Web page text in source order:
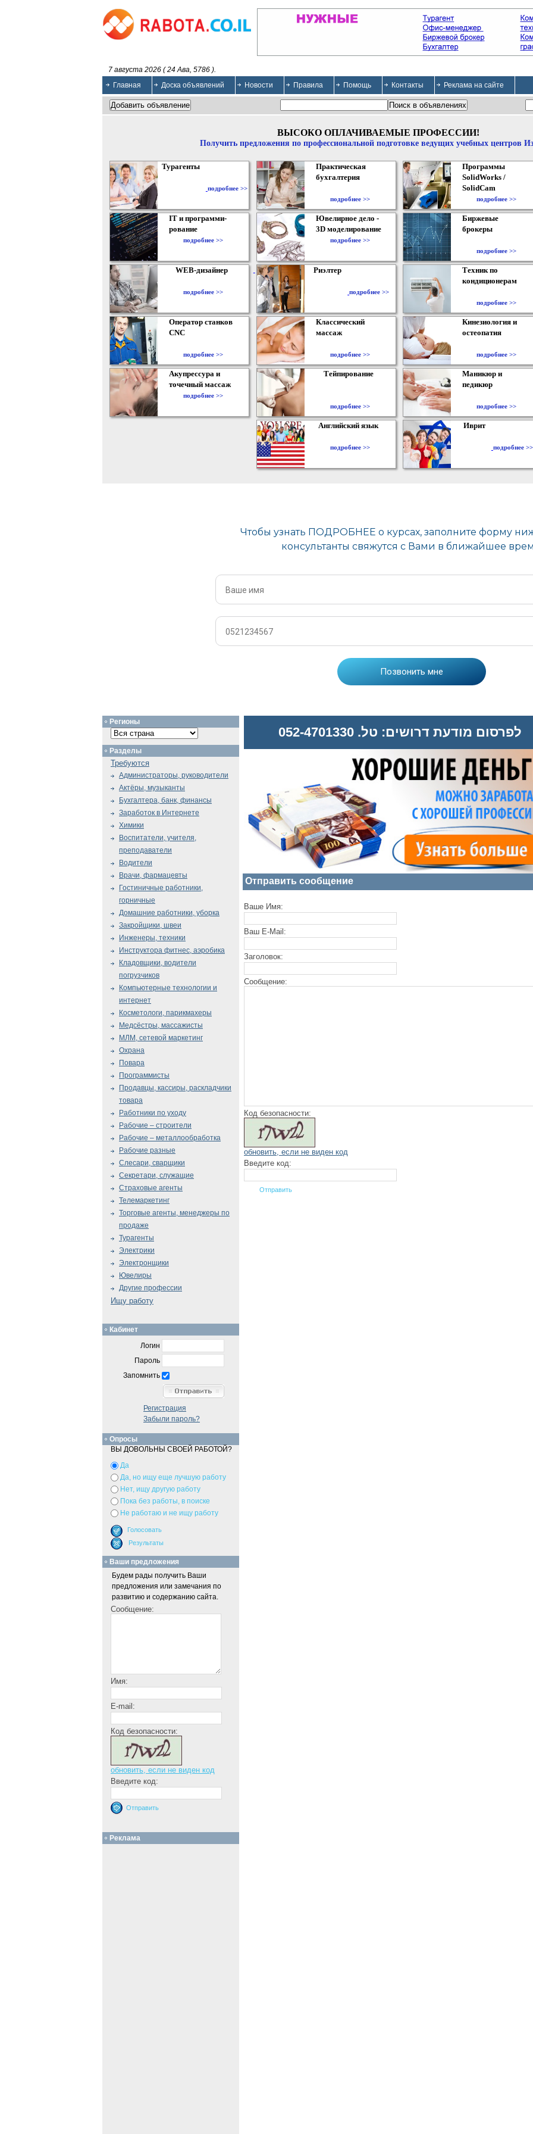
7 августа 2026 ( 24 Ава, 5786 ).
Главная
Доска объявлений Новости Правила Помощь Контакты Реклама на сайте
ВЫСОКО ОПЛАЧИВАЕМЫЕ ПРОФЕССИИ!
Получить предложения по профессиональной подготовке ведущих учебных центров
Турагенты
подробнее >>
Практическая
бухгалтерия
подробнее >>
Программы
SolidWorks /
SolidCam
подробнее >>
IT и программи-
рование
подробнее >>
Ювелирное дело -
3D моделирование
подробнее >>
Биржевые
брокеры
подробнее >>
WEB-дизайнер
подробнее >>
Риэлтер
подробнее >>
Техник по
кондиционерам
подробнее >>
Оператор станков
CNC
подробнее >>
Классический
массаж
подробнее >>
Кинезиология и
остеопатия
подробнее >>
Акупрессура и
точечный массаж
подробнее >>
Тейпирование
подробнее >>
Маникюр и
педикюр
подробнее >>
Английский язык
подробнее >>
Иврит
подробнее >>
לפרסום מודעת דרושים: טל. 052-4701330
Отправить сообщение
Ваше Имя:
Ваш E-Mail:
Заголовок:
Сообщение:
Код безопасности:
обновить, если не виден код
Введите код:
Регионы
Разделы
Требуются
Администраторы, руководители
Актёры, музыканты
Бухгалтера, банк, финансы
Заработок в Интернете
Химики
Воспитатели, учителя,
преподаватели
Водители
Врачи, фармацевты
Гостиничные работники,
горничные
Домашние работники, уборка
Закройщики, швеи
Инженеры, техники
Инструктора фитнес, аэробика
Кладовщики, водители
погрузчиков
Компьютерные технологии и
интернет
Косметологи, парикмахеры
Медсёстры, массажисты
МЛМ, сетевой маркетинг
Охрана
Повара
Программисты
Продавцы, кассиры, раскладчики
товара
Работники по уходу
Рабочие – строители
Рабочие – металлообработка
Рабочие разные
Слесари, сварщики
Секретари, служащие
Страховые агенты
Телемаркетинг
Торговые агенты, менеджеры по
продаже
Турагенты
Электрики
Электронщики
Ювелиры
Другие профессии
Ищу работу
Кабинет
Логин
Пароль
Запомнить
Регистрация
Забыли пароль?
Опросы
ВЫ ДОВОЛЬНЫ СВОЕЙ РАБОТОЙ?
Да
Да, но ищу еще лучшую работу
Нет, ищу другую работу
Пока без работы, в поиске
Не работаю и не ищу работу
Ваши предложения
Будем рады получить Ваши
предложения или замечания по
развитию и содержанию сайта.
Сообщение:
Имя:
E-mail:
Код безопасности:
обновить, если не виден код
Введите код:
Реклама